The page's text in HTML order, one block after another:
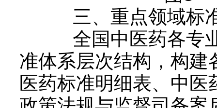
三、重点领域标
全国中医药各专业
准体系层次结构，构
医药标准明细表、中